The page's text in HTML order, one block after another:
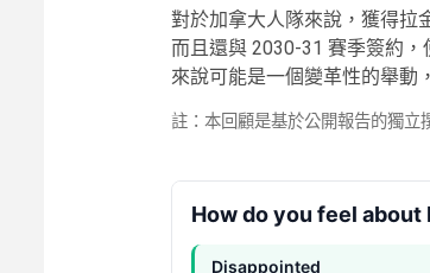
對於加拿大人隊來說，獲得拉
而且還與 2030-31 賽季簽約
來說可能是一個變革性的舉動
註：本回顧是基於公開報告的獨立